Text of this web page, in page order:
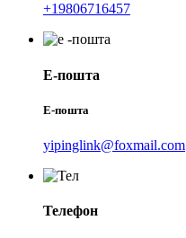
+19806716457
Е-пошта
Е-пошта
yipinglink@foxmail.com
Телефон